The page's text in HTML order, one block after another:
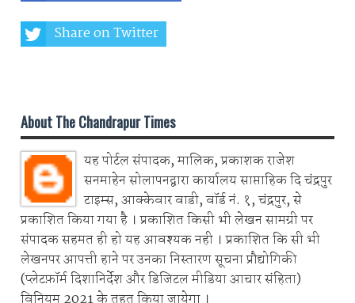
Share on Twitter
About The Chandrapur Times
यह पोर्टल संपादक, मालिक, प्रकाशक राजेश
सनमाहेन सोलापनद्वारा कार्यालय साप्ताहिक दि चंद्रपुर
टाइम्स, आक्केवार वाडी, वॉर्ड नं. १, चंद्रपुर, से
प्रकाशित किया गया है । प्रकाशित किसी भी लेखन सामग्री पर
संपादक सहमत ही हो यह आवश्यक नही । प्रकाशित कि सी भी
लेखनपर आपत्ती हाने पर उनका निस्तारण सूचना प्रौद्योगिकी
(प्लेटफ़ॉर्म दिशानिर्देश और डिजिटल मीडिया आचार संहिता)